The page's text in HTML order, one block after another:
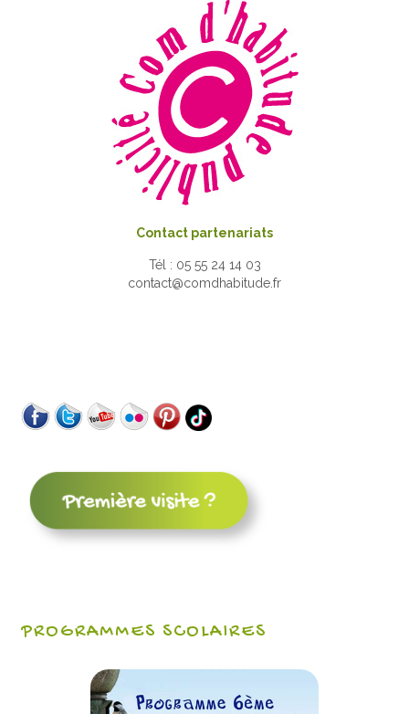
Contact partenariats
Tél : 05 55 24 14 03
contact@comdhabitude.fr
PROGRAMMES SCOLAIRES